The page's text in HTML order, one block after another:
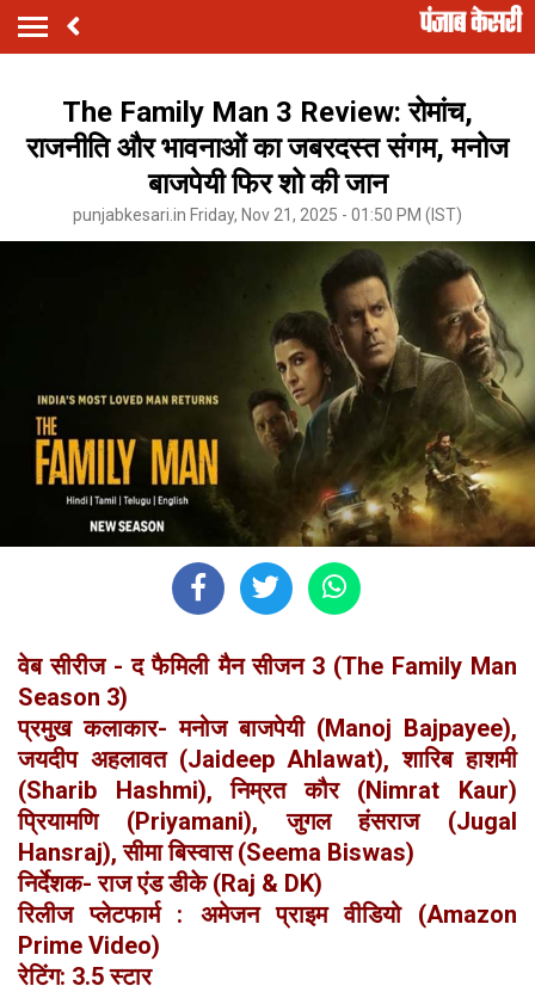
The Family Man 3 Review: रोमांच,
राजनीति और भावनाओं का जबरदस्त संगम, मनोज
बाजपेयी फिर शो की जान
punjabkesari.in Friday, Nov 21, 2025 - 01:50 PM (IST)
वेब सीरीज - द फैमिली मैन सीजन 3 (The Family Man
Season 3)
प्रमुख कलाकार- मनोज बाजपेयी (Manoj Bajpayee),
जयदीप अहलावत (Jaideep Ahlawat), शारिब हाशमी
(Sharib Hashmi), निम्रत कौर (Nimrat Kaur)
प्रियामणि (Priyamani), जुगल हंसराज (Jugal
Hansraj), सीमा बिस्‍वास (Seema Biswas)
निर्देशक- राज एंड डीके (Raj & DK)
रिलीज प्‍लेटफार्म : अमेजन प्राइम वीडियो (Amazon
Prime Video)
रेटिंग: 3.5 स्टार